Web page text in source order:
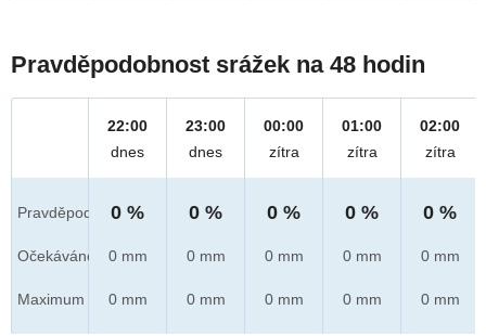
Pravděpodobnost srážek na 48 hodin
Pravděpod.
Očekáváno
Maximum
22:00
dnes
0 %
0 mm
0 mm
23:00
dnes
0 %
0 mm
0 mm
00:00
zítra
0 %
0 mm
0 mm
01:00
zítra
0 %
0 mm
0 mm
02:00
zítra
0 %
0 mm
0 mm